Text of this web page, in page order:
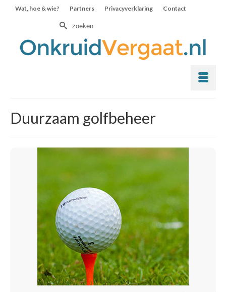
Wat, hoe & wie? Partners Privacyverklaring Contact
Zoek
Duurzaam golfbeheer